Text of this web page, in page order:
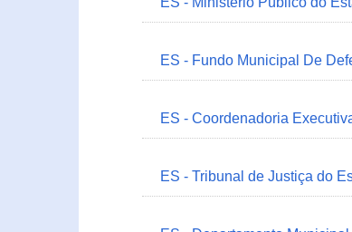
ES - Fundo Municipal De
ES - Coordenadoria
ES - Tribunal de Justiça do